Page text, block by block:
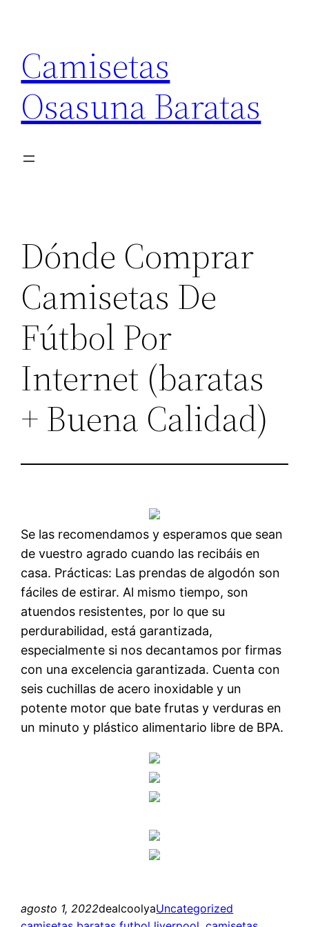
contenido
Camisetas
Osasuna Baratas
Dónde Comprar
Camisetas De
Fútbol Por
Internet (baratas
+ Buena Calidad)
Se las recomendamos y esperamos que sean
de vuestro agrado cuando las recibáis en
casa. Prácticas: Las prendas de algodón son
fáciles de estirar. Al mismo tiempo, son
atuendos resistentes, por lo que su
perdurabilidad, está garantizada,
especialmente si nos decantamos por firmas
con una excelencia garantizada. Cuenta con
seis cuchillas de acero inoxidable y un
potente motor que bate frutas y verduras en
un minuto y plástico alimentario libre de BPA.
agosto 1, 2022dealcoolyaUncategorized